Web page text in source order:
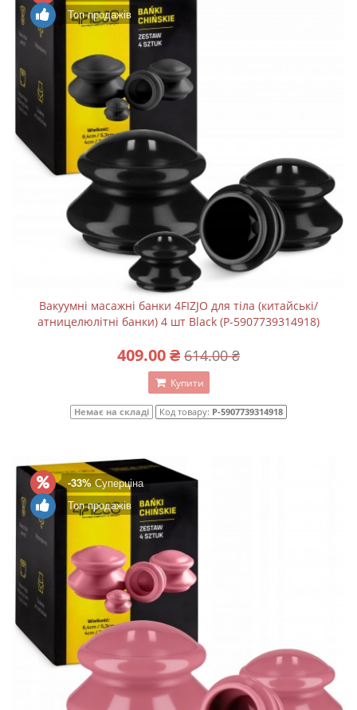
Топ продажів
Вакуумні масажні банки 4FIZJO для тіла (китайські/
атницелюлітні банки) 4 шт Black (P-5907739314918)
409.00 ₴ 614.00 ₴
Купити
Немає на складі Код товару: P-5907739314918
-33% Суперціна
Топ продажів